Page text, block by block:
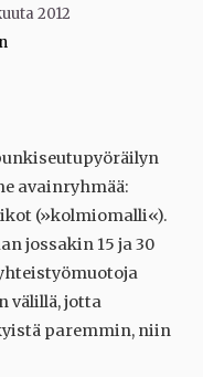
2012
avainryhmää:
(»kolmiomalli«).
jossakin 15 ja 30
välillä, jotta
paremmin, niin